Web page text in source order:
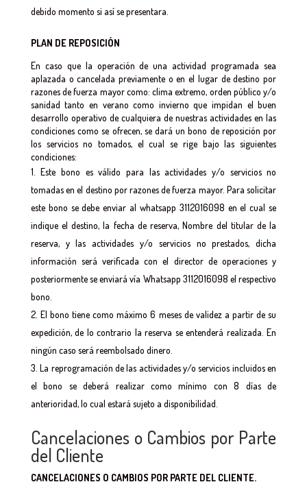
debido momento si así se presentara.
PLAN DE REPOSICIÓN
En caso que la operación de una actividad programada sea
aplazada o cancelada previamente o en el lugar de destino por
razones de fuerza mayor como: clima extremo, orden público y/o
sanidad tanto en verano como invierno que impidan el buen
desarrollo operativo de cualquiera de nuestras actividades en las
condiciones como se ofrecen, se dará un bono de reposición por
los servicios no tomados, el cual se rige bajo las siguientes
condiciones:
Este bono es válido para las actividades y/o servicios no
tomadas en el destino por razones de fuerza mayor. Para solicitar
este bono se debe enviar al whatsapp 3112016098 en el cual se
indique el destino, la fecha de reserva, Nombre del titular de la
reserva, y las actividades y/o servicios no prestados, dicha
información será verificada con el director de operaciones y
posteriormente se enviará vía Whatsapp 3112016098 el respectivo
bono.
El bono tiene como máximo 6 meses de validez a partir de su
expedición, de lo contrario la reserva se entenderá realizada. En
ningún caso será reembolsado dinero.
La reprogramación de las actividades y/o servicios incluidos en
el bono se deberá realizar como mínimo con 8 días de
anterioridad, lo cual estará sujeto a disponibilidad.
Cancelaciones o Cambios por Parte
del Cliente
CANCELACIONES O CAMBIOS POR PARTE DEL CLIENTE.